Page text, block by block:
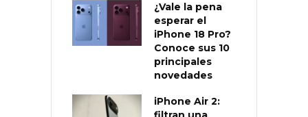
¿Vale la pena
esperar el
iPhone 18 Pro?
Conoce sus 10
principales
novedades
iPhone Air 2: